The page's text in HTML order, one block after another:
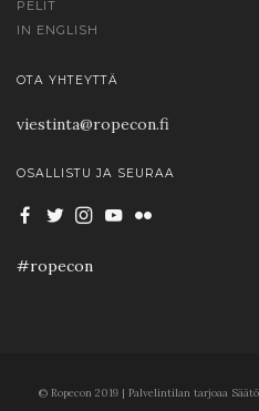
PELIT
IN ENGLISH
OTA YHTEYTTÄ
viestinta@ropecon.fi
OSALLISTU JA SEURAA
#ropecon
© Ropecon 2019 | Palvelintilan tarjoaa